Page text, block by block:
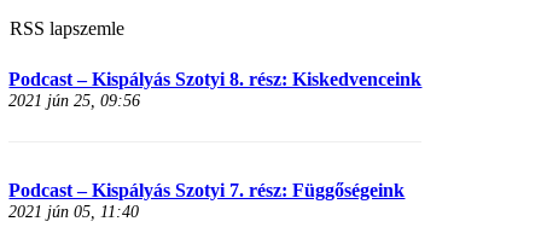
RSS lapszemle
Podcast – Kispályás Szotyi 8. rész: Kiskedvenceink
2021 jún 25, 09:56
Podcast – Kispályás Szotyi 7. rész: Függőségeink
2021 jún 05, 11:40